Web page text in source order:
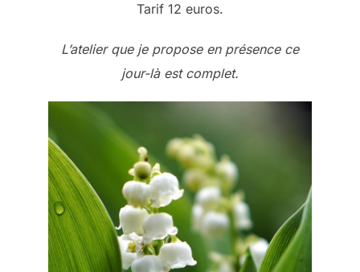
Tarif 12 euros.
L’atelier que je propose en présence ce
jour-là est complet.